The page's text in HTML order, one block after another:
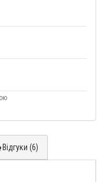
Відгуки (6)